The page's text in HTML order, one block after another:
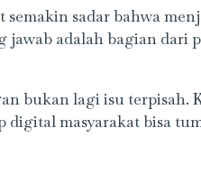
sadar bahwa
jawab adalah bagian dari
bukan lagi isu terpisah.
masyarakat bisa